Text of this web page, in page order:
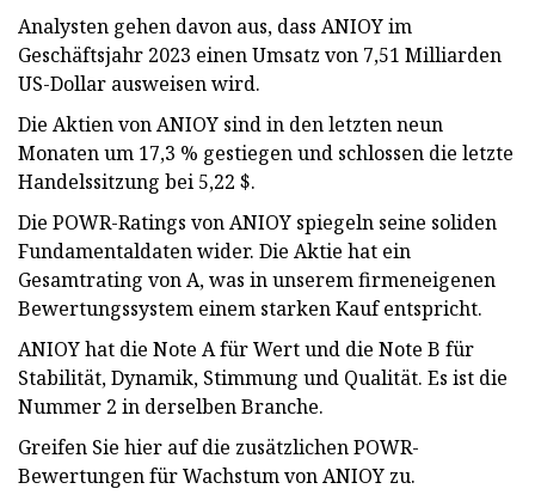
Analysten gehen davon aus, dass ANIOY im
Geschäftsjahr 2023 einen Umsatz von 7,51 Milliarden
US-Dollar ausweisen wird.
Die Aktien von ANIOY sind in den letzten neun
Monaten um 17,3 % gestiegen und schlossen die letzte
Handelssitzung bei 5,22 $.
Die POWR-Ratings von ANIOY spiegeln seine soliden
Fundamentaldaten wider. Die Aktie hat ein
Gesamtrating von A, was in unserem firmeneigenen
Bewertungssystem einem starken Kauf entspricht.
ANIOY hat die Note A für Wert und die Note B für
Stabilität, Dynamik, Stimmung und Qualität. Es ist die
Nummer 2 in derselben Branche.
Greifen Sie hier auf die zusätzlichen POWR-
Bewertungen für Wachstum von ANIOY zu.